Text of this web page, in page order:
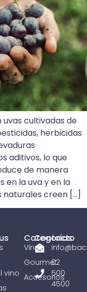
uvas cultivadas de
herbicidas
aditivos, lo que
de manera
en la uva y en la
naturales creen […]
vino
Categorías
Vinos
Gourmet
Accesorios
Contacto
02
500
4500